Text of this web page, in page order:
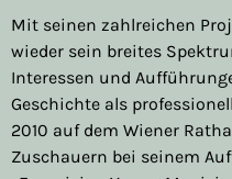
Mit seinen zahlreichen
wieder sein breites
Interessen und
Geschichte als
2010 auf dem Wiener
Zuschauern bei seinem